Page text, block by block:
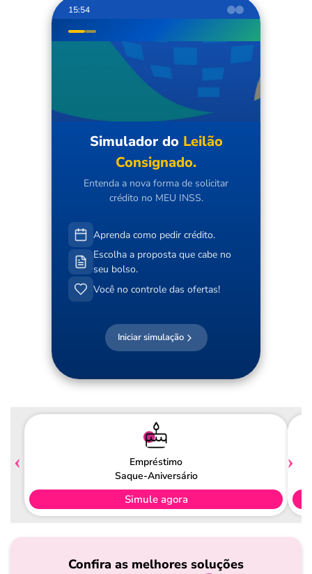
15:54
Simulador do Leilão
Consignado.
Entenda a nova forma de solicitar
crédito no MEU INSS.
Aprenda como pedir crédito.
Escolha a proposta que cabe no
seu bolso.
Você no controle das ofertas!
Iniciar simulação
Empréstimo
Saque-Aniversário
Simule agora
Confira as melhores soluções